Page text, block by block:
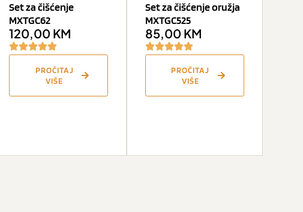
Set za čišćenje
MXTGC62
120,00 KM
PROČITAJ
VIŠE
Set za čišćenje oružja
MXTGC525
85,00 KM
PROČITAJ
VIŠE